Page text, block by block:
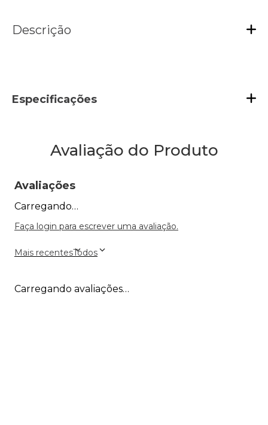
Descrição
Especificações
Avaliação do Produto
Avaliações
Carregando…
Faça login para escrever uma avaliação.
Mais recentesTodos
Carregando avaliações…